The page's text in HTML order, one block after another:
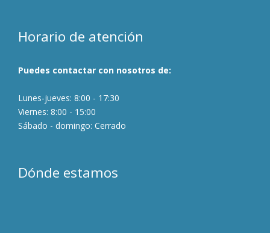
Horario de atención
Puedes contactar con nosotros de:
Lunes-jueves: 8:00 - 17:30
Viernes: 8:00 - 15:00
Sábado - domingo: Cerrado
Dónde estamos